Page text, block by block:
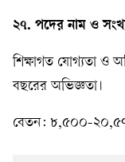
২৭. পদের নাম ও
শিক্ষাগত যোগ্যতা ও
বছরের অভিজ্ঞতা।
বেতন: ৮,৫০০-